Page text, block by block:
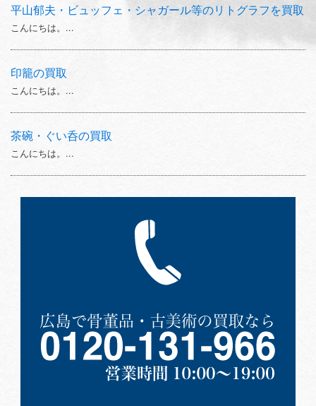
平山郁夫・ビュッフェ・シャガール等のリトグラフを買取
こんにちは。...
印籠の買取
こんにちは。...
茶碗・ぐい呑の買取
こんにちは。...